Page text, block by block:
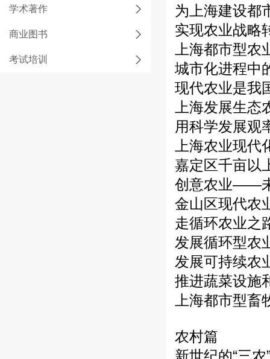
学术著作
商业图书
考试培训
为上海建设都
实现农业战略
上海都市型农
城市化进程中
现代农业是我
上海发展生
用科学发展观
上海农业现
嘉定区千亩以
创意农业——
金山区现代农
走循环农业之
发展循环型农
发展可持续农
推进蔬菜设施
上海都市型畜
农村篇
新世纪的“三农